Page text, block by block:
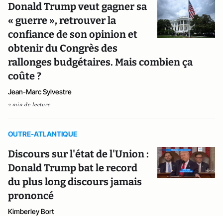
Donald Trump veut gagner sa
« guerre », retrouver la
confiance de son opinion et
obtenir du Congrès des
rallonges budgétaires. Mais combien ça
coûte ?
Jean-Marc Sylvestre
2 min de lecture
OUTRE-ATLANTIQUE
Discours sur l'état de l'Union :
Donald Trump bat le record
du plus long discours jamais
prononcé
Kimberley Bort